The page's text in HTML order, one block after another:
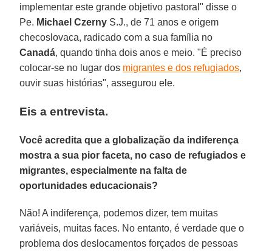
implementar este grande objetivo pastoral" disse o
Pe. Michael Czerny S.J., de 71 anos e origem
checoslovaca, radicado com a sua família no
Canadá, quando tinha dois anos e meio. "É preciso
colocar-se no lugar dos migrantes e dos refugiados,
ouvir suas histórias", assegurou ele.
Eis a entrevista.
Você acredita que a globalização da indiferença
mostra a sua pior faceta, no caso de refugiados e
migrantes, especialmente na falta de
oportunidades educacionais?
Não! A indiferença, podemos dizer, tem muitas
variáveis, muitas faces. No entanto, é verdade que o
problema dos deslocamentos forçados de pessoas